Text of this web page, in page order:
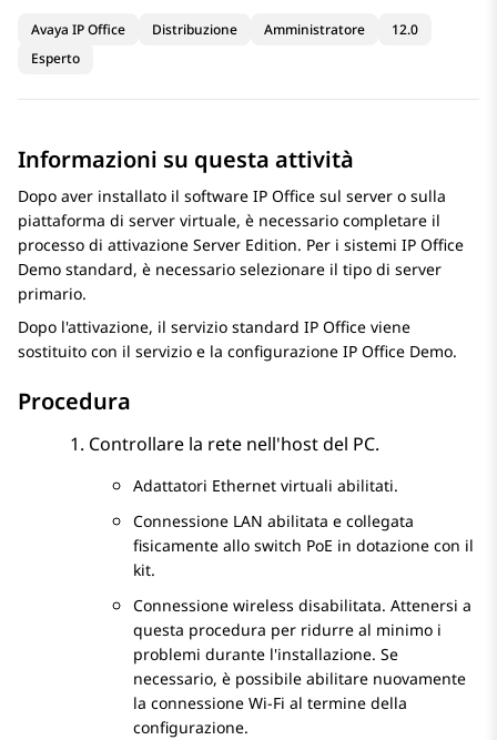
Avaya IP Office Distribuzione Amministratore
12.0
Esperto
Informazioni su questa attività
Dopo aver installato il software IP Office sul server o sulla
piattaforma di server virtuale, è necessario completare il
processo di attivazione Server Edition. Per i sistemi IP Office
Demo standard, è necessario selezionare il tipo di server
primario.
Dopo l'attivazione, il servizio standard IP Office viene
sostituito con il servizio e la configurazione IP Office Demo.
Procedura
Controllare la rete nell'host del PC.
Adattatori Ethernet virtuali abilitati.
Connessione LAN abilitata e collegata
fisicamente allo switch PoE in dotazione con il
kit.
Connessione wireless disabilitata. Attenersi a
questa procedura per ridurre al minimo i
problemi durante l'installazione. Se
necessario, è possibile abilitare nuovamente
la connessione Wi-Fi al termine della
configurazione.